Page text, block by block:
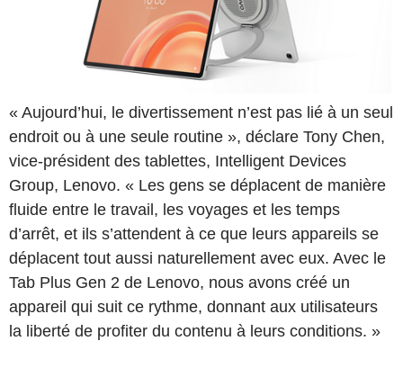
« Aujourd’hui, le divertissement n’est pas lié à un seul
endroit ou à une seule routine », déclare Tony Chen,
vice-président des tablettes, Intelligent Devices
Group, Lenovo. « Les gens se déplacent de manière
fluide entre le travail, les voyages et les temps
d’arrêt, et ils s’attendent à ce que leurs appareils se
déplacent tout aussi naturellement avec eux. Avec le
Tab Plus Gen 2 de Lenovo, nous avons créé un
appareil qui suit ce rythme, donnant aux utilisateurs
la liberté de profiter du contenu à leurs conditions. »